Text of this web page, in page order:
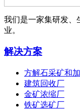
我们是一家集研发、
业。
解决方案
方解石采矿和
建筑回收厂
金矿浓缩厂
铁矿选矿厂